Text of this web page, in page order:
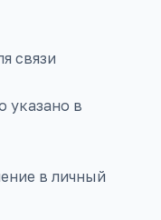
связи
указано в
в личный